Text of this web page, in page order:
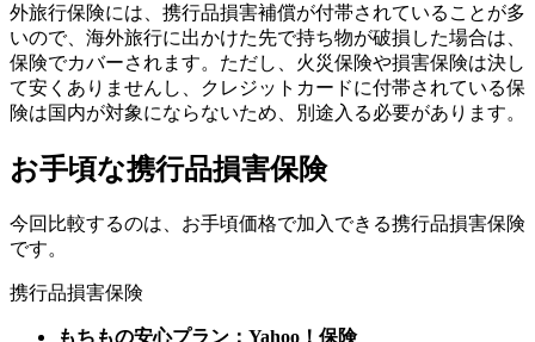
外旅行保険には、携行品損害補償が付帯されていることが多
いので、海外旅行に出かけた先で持ち物が破損した場合は、
保険でカバーされます。ただし、火災保険や損害保険は決し
て安くありませんし、クレジットカードに付帯されている保
険は国内が対象にならないため、別途入る必要があります。
お手頃な携行品損害保険
今回比較するのは、お手頃価格で加入できる携行品損害保険
です。
携行品損害保険
もちもの安心プラン：Yahoo！保険